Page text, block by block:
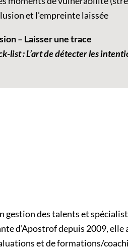
et l’empreinte laissée
– Laisser une trace
list : L’art de détecter les
gestion des talents et spécia
d’Apostrof depuis 2009,
et de formations/